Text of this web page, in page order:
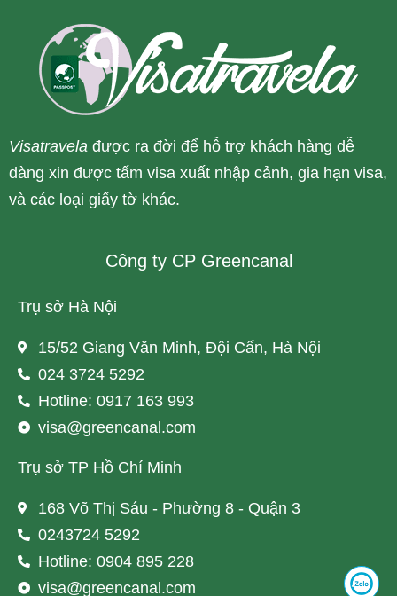
Visatravela được ra đời để hỗ trợ khách hàng dễ
dàng xin được tấm visa xuất nhập cảnh, gia hạn visa,
và các loại giấy tờ khác.
Công ty CP Greencanal
Trụ sở Hà Nội
15/52 Giang Văn Minh, Đội Cấn, Hà Nội
024 3724 5292
Hotline: 0917 163 993
visa@greencanal.com
Trụ sở TP Hồ Chí Minh
168 Võ Thị Sáu - Phường 8 - Quận 3
0243724 5292
Hotline: 0904 895 228
visa@greencanal.com